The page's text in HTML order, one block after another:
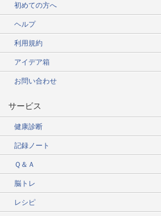
初めての方へ
ヘルプ
利用規約
アイデア箱
お問い合わせ
サービス
健康診断
記録ノート
Ｑ＆Ａ
脳トレ
レシピ